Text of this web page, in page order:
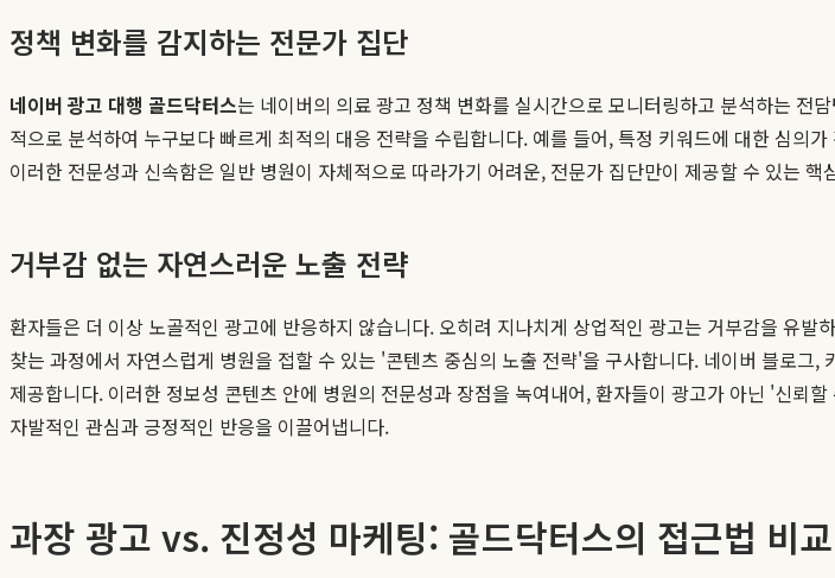
정책 변화를 감지하는 전문가 집단
네이버 광고 대행 골드닥터스는 네이버의 의료 광고 정책 변화를 실시간으로 모니터링하고 분석하는 전
적으로 분석하여 누구보다 빠르게 최적의 대응 전략을 수립합니다. 예를 들어, 특정 키워드에 대한 심의
이러한 전문성과 신속함은 일반 병원이 자체적으로 따라가기 어려운, 전문가 집단만이 제공할 수 있는
거부감 없는 자연스러운 노출 전략
환자들은 더 이상 노골적인 광고에 반응하지 않습니다. 오히려 지나치게 상업적인 광고는 거부감을 유
찾는 과정에서 자연스럽게 병원을 접할 수 있는 '콘텐츠 중심의 노출 전략'을 구사합니다. 네이버 블로
제공합니다. 이러한 정보성 콘텐츠 안에 병원의 전문성과 장점을 녹여내어, 환자들이 광고가 아닌 '신뢰
자발적인 관심과 긍정적인 반응을 이끌어냅니다.
과장 광고 vs. 진정성 마케팅: 골드닥터스의 접근법 비교